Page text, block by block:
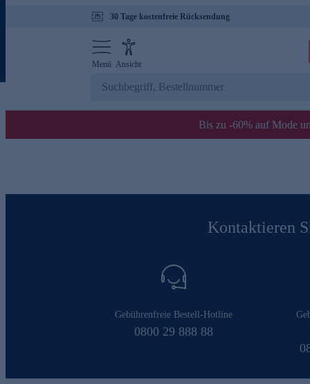
30 Tage kostenfreie Rücksendung
Menü Ansicht
Bis zu -60% auf Mode
Kontaktieren
Gebührenfreie Bestell-Hotline
0800 29 888 88